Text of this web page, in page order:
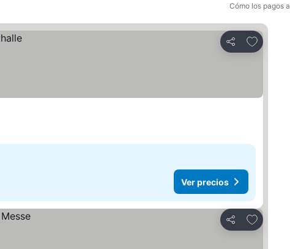
Cómo los pagos
Compartir
Agregar
Ver precios
Compartir
Agregar